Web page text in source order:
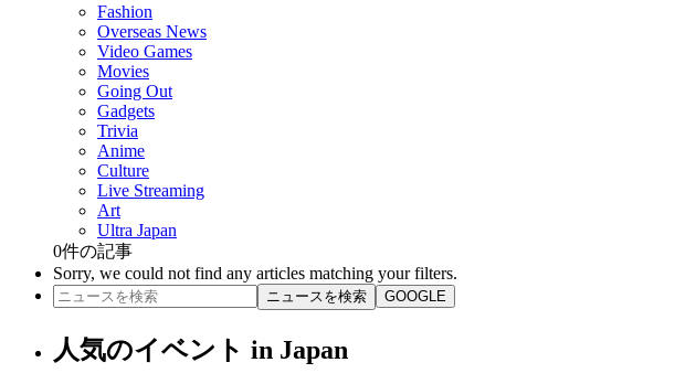
Fashion
Overseas News
Video Games
Movies
Going Out
Gadgets
Trivia
Anime
Culture
Live Streaming
Art
Ultra Japan
0件の記事
Sorry, we could not find any articles matching your filters.
ニュースを検索 GOOGLE
人気のイベント in Japan